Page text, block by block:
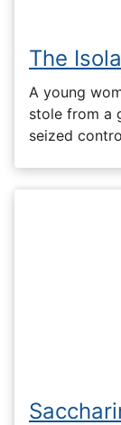
The
A young
stole from a
seized